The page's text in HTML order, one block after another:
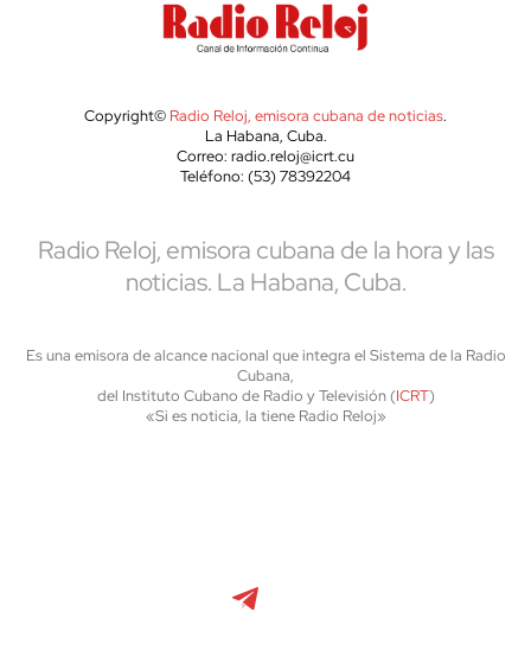
Copyright© Radio Reloj, emisora cubana de noticias.
La Habana, Cuba.
Correo: radio.reloj@icrt.cu
Teléfono: (53) 78392204
Radio Reloj, emisora cubana de la hora y las
noticias. La Habana, Cuba.
Es una emisora de alcance nacional que integra el Sistema de la Radio
Cubana,
del Instituto Cubano de Radio y Televisión (ICRT)
«Si es noticia, la tiene Radio Reloj»